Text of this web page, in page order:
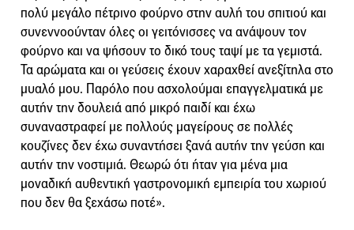
πολύ μεγάλο πέτρινο φούρνο στην αυλή του σπιτιού και
συνεννοούνταν όλες οι γειτόνισσες να ανάψουν τον
φούρνο και να ψήσουν το δικό τους ταψί με τα γεμιστά.
Τα αρώματα και οι γεύσεις έχουν χαραχθεί ανεξίτηλα στο
μυαλό μου. Παρόλο που ασχολούμαι επαγγελματικά με
αυτήν την δουλειά από μικρό παιδί και έχω
συναναστραφεί με πολλούς μαγείρους σε πολλές
κουζίνες δεν έχω συναντήσει ξανά αυτήν την γεύση και
αυτήν την νοστιμιά. Θεωρώ ότι ήταν για μένα μια
μοναδική αυθεντική γαστρονομική εμπειρία του χωριού
που δεν θα ξεχάσω ποτέ».